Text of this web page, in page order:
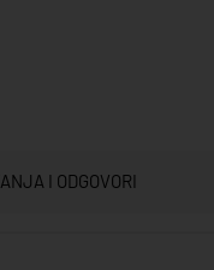
I ODGOVORI